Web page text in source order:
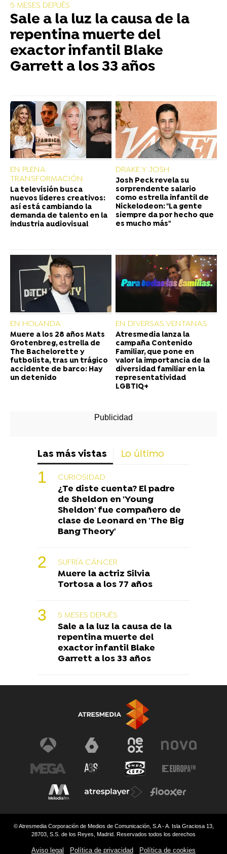
5 MESES DEPUÉS
Sale a la luz la causa de la
repentina muerte del
exactor infantil Blake
Garrett a los 33 años
EN PLENA
TRANSFORMACIÓN
La televisión busca
nuevos líderes creativos:
así está cambiando la
demanda de talento en la
industria audiovisual
DRAKE Y JOSH
Josh Peck revela su
sorprendente salario
como estrella infantil de
Nickelodeon: "La gente
siempre da por hecho que
es mucho más"
EN HOLANDA
Muere a los 28 años Mats
Grotenbreg, estrella de
The Bachelorette y
futbolista, tras un trágico
accidente de barco: Hay
un detenido
EN DIVERSAS VENTANAS
Atresmedia lanza la
campaña Contenido
Familiar, que pone en
valor la importancia de la
diversidad familiar en la
representatividad
LGBTIQ+
Las más vistas Lo último
CURIOSIDAD
¿Te diste cuenta? El padre
de Sheldon en 'Young
Sheldon' fue compañero de
clase de Leonard en 'The Big
Bang Theory'
SUFRÍA CÁNCER
Muere la actriz Silvia
Tortosa a los 77 años
5 MESES DEPUÉS
Sale a la luz la causa de la
repentina muerte del
exactor infantil Blake
Garrett a los 33 años
© Atresmedia Corporación de Medios de Comunicación, S.A - A. Isla Graciosa 13,
28703, S.S. de los Reyes, Madrid. Reservados todos los derechos
Aviso legal Política de privacidad Política de cookies